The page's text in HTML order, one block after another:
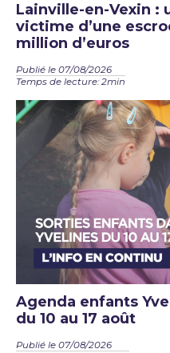
Lainville-en-Vexin :
victime d’une
million d’euros
Publié le 07/08/2026
Temps de lecture: 2min
Agenda enfants
du 10 au 17 août
Publié le 07/08/2026